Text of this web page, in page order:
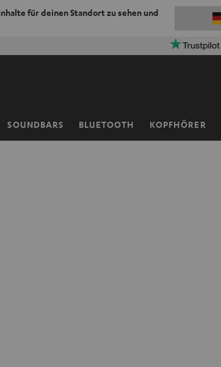
für deinen Standort zu sehen und
SOUNDBARS BLUETOOTH KOPFHÖRER